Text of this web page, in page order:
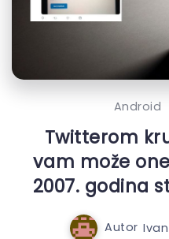
Android
Twitterom
vam može
2007. godina
Autor